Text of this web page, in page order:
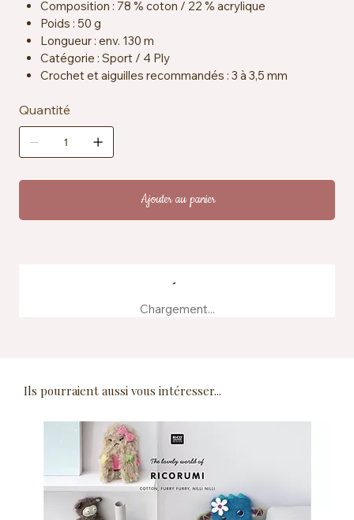
Composition : 78 % coton / 22 % acrylique
Poids : 50 g
Longueur : env. 130 m
Catégorie : Sport / 4 Ply
Crochet et aiguilles recommandés : 3 à 3,5 mm
Certification : OEKO-TEX® Standard 100
Entretien : lavable en machine à 40 °C
Quantité
Ajouter au panier
Chargement...
Ils pourraient aussi vous intéresser...